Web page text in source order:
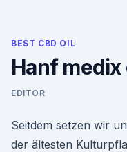
BEST CBD OIL
Hanf medix
EDITOR
Seitdem setzen wir
der ältesten